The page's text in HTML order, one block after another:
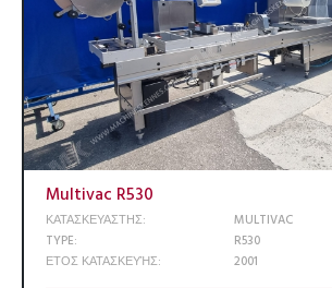
Multivac R530
ΚΑΤΑΣΚΕΥΑΣΤΗΣ:
MULTIVAC
TYPE:
R530
ΕΤΟΣ ΚΑΤΑΣΚΕΥΉΣ:
2001